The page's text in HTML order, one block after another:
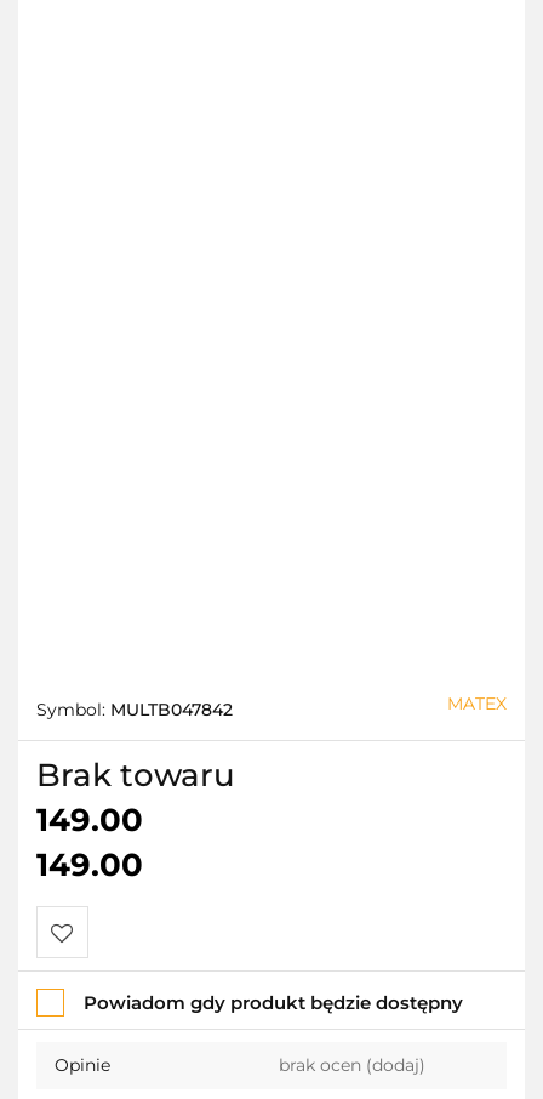
Symbol: MULTB047842 MATEX
Brak towaru
149.00
149.00
Do
przechowalni
Powiadom gdy produkt będzie dostępny
Opinie brak ocen (dodaj)